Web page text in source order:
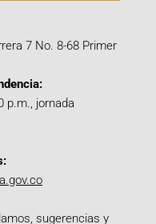
7 No. 8-68 Primer
p.m., jornada
sugerencias y